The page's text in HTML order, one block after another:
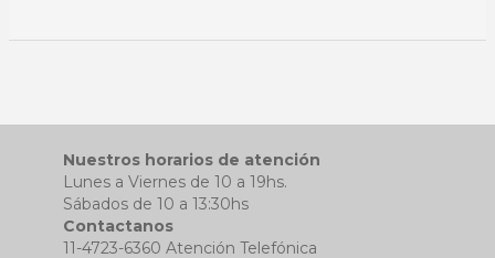
Nuestros horarios de atención
Lunes a Viernes de 10 a 19hs.
Sábados de 10 a 13:30hs
Contactanos
11-4723-6360 Atención Telefónica